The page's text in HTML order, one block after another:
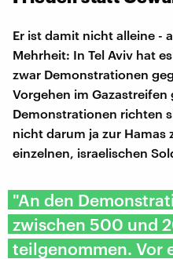
Er ist damit nicht alleine -
Mehrheit: In Tel Aviv hat
zwar Demonstrationen
Vorgehen im Gazastreifen
Demonstrationen richten
nicht darum ja zur Hamas
einzelnen, israelischen
"An den
zwischen 500 und
teilgenommen. Vor